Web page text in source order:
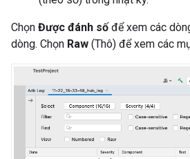
Chọn Được đánh số để xem các
dòng. Chọn Raw (Thô) để xem các